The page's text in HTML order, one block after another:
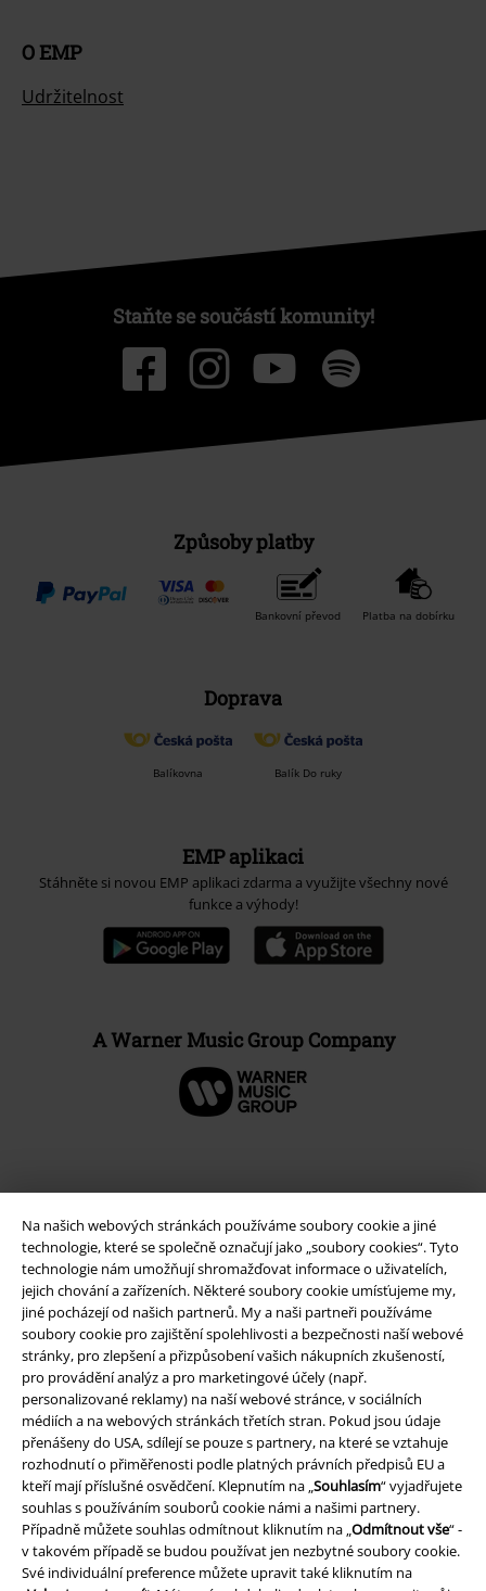
Na našich webových stránkách používáme soubory cookie a jiné
technologie, které se společně označují jako „soubory cookies“. Tyto
technologie nám umožňují shromažďovat informace o uživatelích,
jejich chování a zařízeních. Některé soubory cookie umísťujeme my,
jiné pocházejí od našich partnerů. My a naši partneři používáme
soubory cookie pro zajištění spolehlivosti a bezpečnosti naší webové
stránky, pro zlepšení a přizpůsobení vašich nákupních zkušeností,
pro provádění analýz a pro marketingové účely (např.
personalizované reklamy) na naší webové stránce, v sociálních
médiích a na webových stránkách třetích stran. Pokud jsou údaje
přenášeny do USA, sdílejí se pouze s partnery, na které se vztahuje
rozhodnutí o přiměřenosti podle platných právních předpisů EU a
kteří mají příslušné osvědčení. Klepnutím na „ Souhlasím“ vyjadřujete
souhlas s používáním souborů cookie námi a našimi partnery.
Případně můžete souhlas odmítnout kliknutím na „ Odmítnout vše“ -
v takovém případě se budou používat jen nezbytné soubory cookie.
Své individuální preference můžete upravit také kliknutím na
O EMP
Udržitelnost
Staňte se součástí komunity!
Způsoby platby
Bankovní převod Platba na dobírku
Doprava
Balíkovna Balík Do ruky
EMP aplikaci
Stáhněte si novou EMP aplikaci zdarma a využijte všechny nové
funkce a výhody!
A Warner Music Group Company
Právní informace
Podmínky
Prohlášení
Ochrana osobních údajů
Likvidace odpadu a ochrana životního prostředí